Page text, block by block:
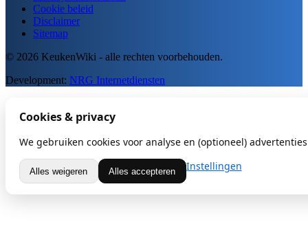
Cookie beleid
Disclaimer
Sitemap
© 2026 KeukenWiki - alle rechten voorbehouden.
Development: NRG Internetdiensten
Cookies & privacy
We gebruiken cookies voor analyse en (optioneel)
Alles weigeren Alles accepteren Instellingen